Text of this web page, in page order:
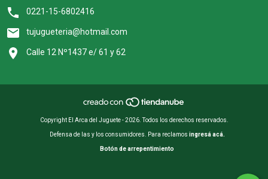
0221-15-6802416
tujugueteria@hotmail.com
Calle 12 Nº1437 e/ 61 y 62
Copyright El Arca del Juguete - 2026. Todos los derechos reservados.
Defensa de las y los consumidores. Para reclamos ingresá acá.
Botón de arrepentimiento